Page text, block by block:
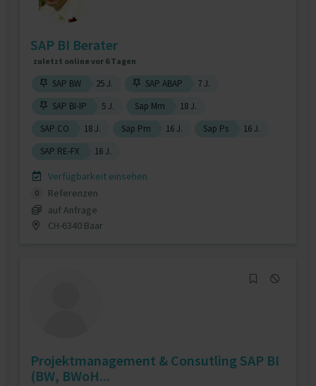
SAP BI Berater
zuletzt online vor 6 Tagen
SAP BW 25 J. SAP ABAP
7 J.
SAP BI-IP
5 J. Sap Mm
18 J.
SAP CO
18 J. Sap Pm 16 J. Sap Ps
16 J.
SAP RE-FX
16 J.
Verfügbarkeit einsehen
0
Referenzen
auf Anfrage
CH-6340 Baar
Projektmanagement & Consutling SAP BI
(BW, BWoH...